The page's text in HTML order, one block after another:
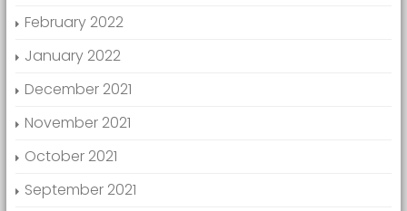
February 2022
January 2022
December 2021
November 2021
October 2021
September 2021